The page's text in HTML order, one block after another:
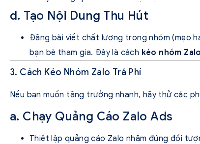
d. Tạo Nội Dung Thu Hút
Đăng bài viết chất lượng trong nhóm (mẹo
bạn bè tham gia. Đây là cách kéo nhóm Zalo
3. Cách Kéo Nhóm Zalo Trả Phí
Nếu bạn muốn tăng trưởng nhanh, hãy thử các
a. Chạy Quảng Cáo Zalo Ads
Thiết lập quảng cáo Zalo nhắm đúng đối